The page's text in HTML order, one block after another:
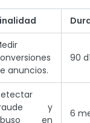
anuncios.
90
y
en
6